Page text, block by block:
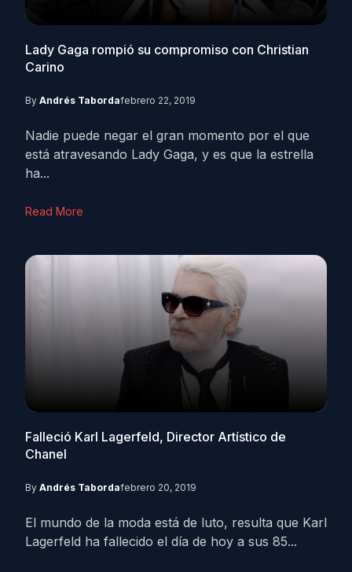
Lady Gaga rompió su compromiso con Christian
Carino
By Andrés Tabordafebrero 22, 2019
Nadie puede negar el gran momento por el que
está atravesando Lady Gaga, y es que la estrella
ha...
Read More
Falleció Karl Lagerfeld, Director Artístico de
Chanel
By Andrés Tabordafebrero 20, 2019
El mundo de la moda está de luto, resulta que Karl
Lagerfeld ha fallecido el día de hoy a sus 85...